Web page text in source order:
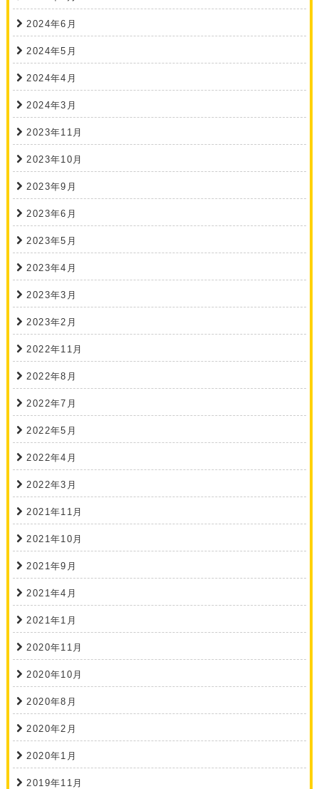
2024年6月
2024年5月
2024年4月
2024年3月
2023年11月
2023年10月
2023年9月
2023年6月
2023年5月
2023年4月
2023年3月
2023年2月
2022年11月
2022年8月
2022年7月
2022年5月
2022年4月
2022年3月
2021年11月
2021年10月
2021年9月
2021年4月
2021年1月
2020年11月
2020年10月
2020年8月
2020年2月
2020年1月
2019年11月